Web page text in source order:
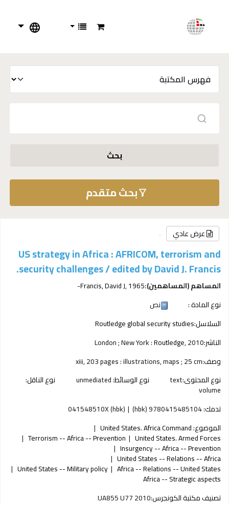
بحث
بحث متقدم
عرض عادي
US strategy in Africa : AFRICOM, terrorism and
security challenges /edited by David J. Francis.
المساهم (المساهمين): Francis, David J, 1965-
نوع المادة :
نص
السلاسل:Routledge global security studies
الناشر:
London ; New York :Routledge,2010
وصف:xiii, 203 pages : illustrations, maps ; 25 cm
نوع المحتوى:text نوع الوسائط:unmediated نوع الناقل:
volume
تدمك:9780415485104 (hbk)
041548510X (hbk)
الموضوع:United States. Africa Command
United States. Armed Forces
Terrorism -- Africa -- Prevention
Insurgency -- Africa -- Prevention
United States -- Relations -- Africa
Africa -- Relations -- United States
United States -- Military policy
Africa -- Strategic aspects
تصنيف مكتبة الكونجرس:UA855 U77 2010